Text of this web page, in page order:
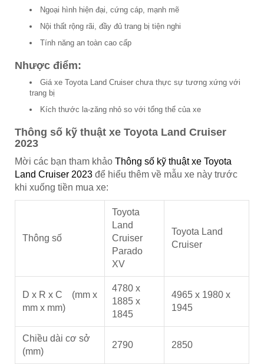
Ngoại hình hiện đại, cứng cáp, mạnh mẽ
Nội thất rộng rãi, đầy đủ trang bị tiện nghi
Tính năng an toàn cao cấp
Nhược điểm:
Giá xe Toyota Land Cruiser chưa thực sự tương xứng với
trang bị
Kích thước la-zăng nhỏ so với tổng thể của xe
Thông số kỹ thuật xe Toyota Land Cruiser
2023
Mời các bạn tham khảo Thông số kỹ thuật xe Toyota
Land Cruiser 2023 để hiểu thêm về mẫu xe này trước
khi xuống tiền mua xe:
Thông số
Toyota
Land
Cruiser
Parado
XV
Toyota Land
Cruiser
D x R x C (mm x
mm x mm)
4780 x
1885 x
1845
4965 x 1980 x
1945
Chiều dài cơ sở
(mm)
2790 2850